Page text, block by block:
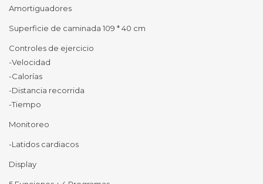
Amortiguadores
Superficie de caminada 109 * 40 cm
Controles de ejercicio
-Velocidad
-Calorías
-Distancia recorrida
-Tiempo
Monitoreo
-Latidos cardiacos
Display